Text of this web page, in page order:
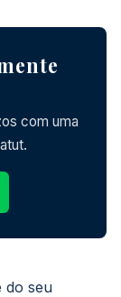
com uma
do seu